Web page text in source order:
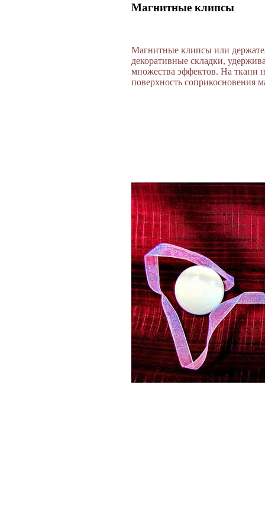
Магнитные клипсы
Магнитные клипсы или
декоративные складки,
множества эффектов. На ткани
поверхность соприкосновения